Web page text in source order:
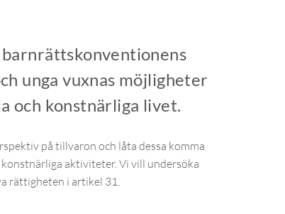
unga vuxnas möjligheter
och konstnärliga livet.
på tillvaron och låta dessa komma
aktiviteter. Vi vill undersöka
rättigheten i artikel 31.